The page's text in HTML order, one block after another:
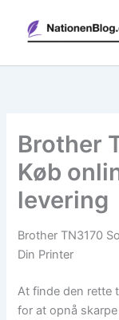
indholdet
Brother
Køb
levering
Brother TN3170
Din Printer
At finde den rette
for at opnå